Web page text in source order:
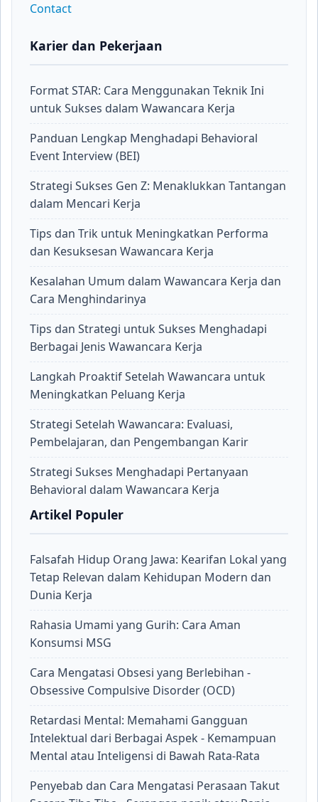
Contact
Karier dan Pekerjaan
Format STAR: Cara Menggunakan Teknik Ini
untuk Sukses dalam Wawancara Kerja
Panduan Lengkap Menghadapi Behavioral
Event Interview (BEI)
Strategi Sukses Gen Z: Menaklukkan Tantangan
dalam Mencari Kerja
Tips dan Trik untuk Meningkatkan Performa
dan Kesuksesan Wawancara Kerja
Kesalahan Umum dalam Wawancara Kerja dan
Cara Menghindarinya
Tips dan Strategi untuk Sukses Menghadapi
Berbagai Jenis Wawancara Kerja
Langkah Proaktif Setelah Wawancara untuk
Meningkatkan Peluang Kerja
Strategi Setelah Wawancara: Evaluasi,
Pembelajaran, dan Pengembangan Karir
Strategi Sukses Menghadapi Pertanyaan
Behavioral dalam Wawancara Kerja
Artikel Populer
Falsafah Hidup Orang Jawa: Kearifan Lokal yang
Tetap Relevan dalam Kehidupan Modern dan
Dunia Kerja
Rahasia Umami yang Gurih: Cara Aman
Konsumsi MSG
Cara Mengatasi Obsesi yang Berlebihan -
Obsessive Compulsive Disorder (OCD)
Retardasi Mental: Memahami Gangguan
Intelektual dari Berbagai Aspek - Kemampuan
Mental atau Inteligensi di Bawah Rata-Rata
Penyebab dan Cara Mengatasi Perasaan Takut